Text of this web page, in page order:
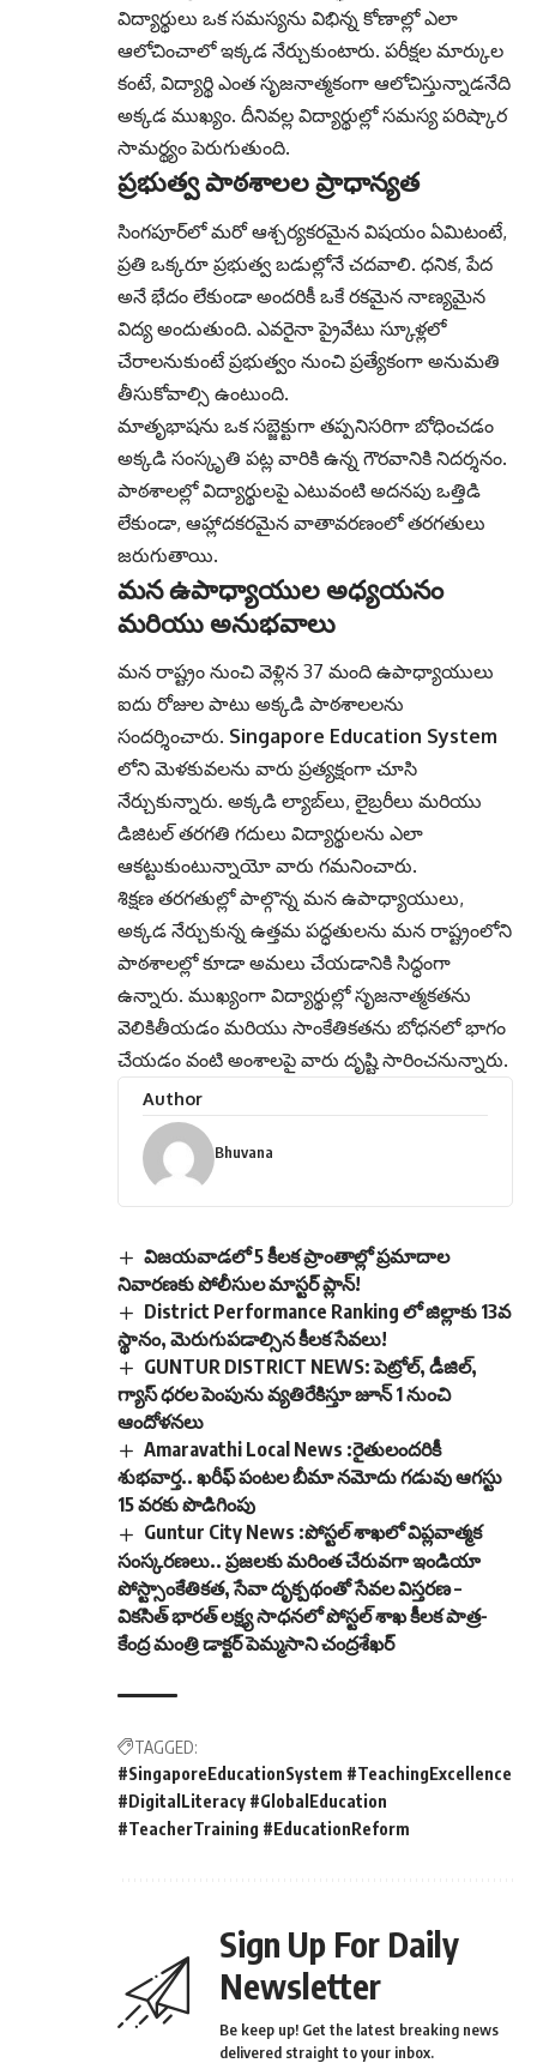
విద్యార్థులు ఒక సమస్యను విభిన్న కోణాల్లో ఎలా
ఆలోచించాలో ఇక్కడ నేర్చుకుంటారు. పరీక్షల మార్కుల
కంటే, విద్యార్థి ఎంత సృజనాత్మకంగా ఆలోచిస్తున్నాడనేది
అక్కడ ముఖ్యం. దీనివల్ల విద్యార్థుల్లో సమస్య పరిష్కార
సామర్థ్యం పెరుగుతుంది.
ప్రభుత్వ పాఠశాలల ప్రాధాన్యత
సింగపూర్‌లో మరో ఆశ్చర్యకరమైన విషయం ఏమిటంటే,
ప్రతి ఒక్కరూ ప్రభుత్వ బడుల్లోనే చదవాలి. ధనిక, పేద
అనే భేదం లేకుండా అందరికీ ఒకే రకమైన నాణ్యమైన
విద్య అందుతుంది. ఎవరైనా ప్రైవేటు స్కూళ్లలో
చేరాలనుకుంటే ప్రభుత్వం నుంచి ప్రత్యేకంగా అనుమతి
తీసుకోవాల్సి ఉంటుంది.
మాతృభాషను ఒక సబ్జెక్టుగా తప్పనిసరిగా బోధించడం
అక్కడి సంస్కృతి పట్ల వారికి ఉన్న గౌరవానికి నిదర్శనం.
పాఠశాలల్లో విద్యార్థులపై ఎటువంటి అదనపు ఒత్తిడి
లేకుండా, ఆహ్లాదకరమైన వాతావరణంలో తరగతులు
జరుగుతాయి.
మన ఉపాధ్యాయుల అధ్యయనం
మరియు అనుభవాలు
మన రాష్ట్రం నుంచి వెళ్లిన 37 మంది ఉపాధ్యాయులు
ఐదు రోజుల పాటు అక్కడి పాఠశాలలను
సందర్శించారు. Singapore Education System
లోని మెళకువలను వారు ప్రత్యక్షంగా చూసి
నేర్చుకున్నారు. అక్కడి ల్యాబ్‌లు, లైబ్రరీలు మరియు
డిజిటల్ తరగతి గదులు విద్యార్థులను ఎలా
ఆకట్టుకుంటున్నాయో వారు గమనించారు.
శిక్షణ తరగతుల్లో పాల్గొన్న మన ఉపాధ్యాయులు,
అక్కడ నేర్చుకున్న ఉత్తమ పద్ధతులను మన రాష్ట్రంలోని
పాఠశాలల్లో కూడా అమలు చేయడానికి సిద్ధంగా
ఉన్నారు. ముఖ్యంగా విద్యార్థుల్లో సృజనాత్మకతను
వెలికితీయడం మరియు సాంకేతికతను బోధనలో భాగం
చేయడం వంటి అంశాలపై వారు దృష్టి సారించనున్నారు.
Author
Bhuvana
విజయవాడలో 5 కీలక ప్రాంతాల్లో ప్రమాదాల
నివారణకు పోలీసుల మాస్టర్ ప్లాన్!
District Performance Ranking లో జిల్లాకు 13వ
స్థానం, మెరుగుపడాల్సిన కీలక సేవలు!
GUNTUR DISTRICT NEWS: పెట్రోల్, డీజిల్,
గ్యాస్ ధరల పెంపును వ్యతిరేకిస్తూ జూన్ 1 నుంచి
ఆందోళనలు
Amaravathi Local News :రైతులందరికీ
శుభవార్త.. ఖరీఫ్ పంటల బీమా నమోదు గడువు ఆగస్టు
15 వరకు పొడిగింపు
Guntur City News :పోస్టల్ శాఖలో విప్లవాత్మక
సంస్కరణలు.. ప్రజలకు మరింత చేరువగా ఇండియా
పోస్ట్సాంకేతికత, సేవా దృక్పథంతో సేవల విస్తరణ –
వికసిత్ భారత్ లక్ష్య సాధనలో పోస్టల్ శాఖ కీలక పాత్ర-
కేంద్ర మంత్రి డాక్టర్ పెమ్మసాని చంద్రశేఖర్
TAGGED:
#SingaporeEducationSystem #TeachingExcellence
#DigitalLiteracy #GlobalEducation
#TeacherTraining #EducationReform
Sign Up For Daily
Newsletter
Be keep up! Get the latest breaking news
delivered straight to your inbox.